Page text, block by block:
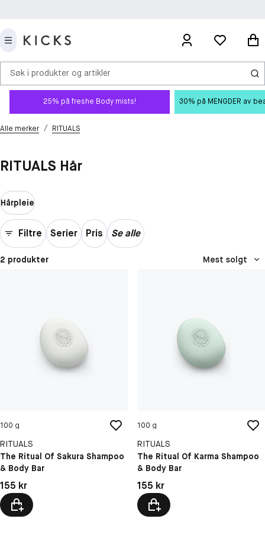
Søk i produkter og artikler
25% på freshe Body mists! 30% på MENGDER av
Alle merker / RITUALS
RITUALS Hår
Hårpleie
Filtre Serier Pris Se alle
2 produkter Mest solgt
100 g
RITUALS
The Ritual Of Sakura Shampoo
& Body Bar
Pris: 155 kr
155 kr
100 g
RITUALS
The Ritual Of Karma Shampoo
& Body Bar
Pris: 155 kr
155 kr